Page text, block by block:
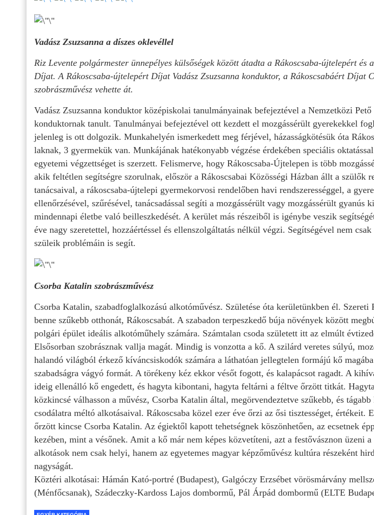
Vadász Zsuzsanna a díszes oklevéllel
Riz Levente polgármester ünnepélyes külsőségek között átadta a Rákoscsaba-újtelepért és
Díjat. A Rákoscsaba-újtelepért Díjat Vadász Zsuzsanna konduktor, a Rákoscsabáért Díjat
szobrászművész vehette át.
Vadász Zsuzsanna konduktor középiskolai tanulmányainak befejeztével a Nemzetközi Pető
konduktornak tanult. Tanulmányai befejeztével ott kezdett el mozgássérült gyerekekkel
jelenleg is ott dolgozik. Munkahelyén ismerkedett meg férjével, házasságkötésük óta
laknak, 3 gyermekük van. Munkájának hatékonyabb végzése érdekében speciális
egyetemi végzettséget is szerzett. Felismerve, hogy Rákoscsaba-Újtelepen is több
akik feltétlen segítségre szorulnak, először a Rákoscsabai Közösségi Házban állt a szülők
tanácsaival, a rákoscsaba-újtelepi gyermekorvosi rendelőben havi rendszerességgel, a
ellenőrzésével, szűrésével, tanácsadással segíti a mozgássérült vagy mozgássérült gyanús
mindennapi életbe való beilleszkedését. A kerület más részeiből is igénybe veszik
éve nagy szeretettel, hozzáértéssel és ellenszolgáltatás nélkül végzi. Segítségével nem
szüleik problémáin is segít.
Csorba Katalin szobrászművész
Csorba Katalin, szabadfoglalkozású alkotóművész. Születése óta kerületünkben él. Szereti
benne szűkebb otthonát, Rákoscsabát. A szabadon terpeszkedő búja növények között
polgári épület ideális alkotóműhely számára. Számtalan csoda született itt az elmúlt
Elsősorban szobrásznak vallja magát. Mindig is vonzotta a kő. A szilárd veretes súlyú,
halandó világból érkező kíváncsiskodók számára a láthatóan jellegtelen formájú kő
szabadságra vágyó formát. A törékeny kéz ekkor vésőt fogott, és kalapácsot ragadt. A
ideig ellenálló kő engedett, és hagyta kibontani, hagyta feltárni a féltve őrzött titkát.
közkincsé válhasson a művész, Csorba Katalin által, megörvendeztetve szűkebb, és tágabb
csodálatra méltó alkotásaival. Rákoscsaba közel ezer éve őrzi az ősi tisztességet, értékeit.
őrzött kincse Csorba Katalin. Az égiektől kapott tehetségnek köszönhetően, az ecsetnek
kezében, mint a vésőnek. Amit a kő már nem képes közvetíteni, azt a festővásznon üzeni
alkotások nem csak helyi, hanem az egyetemes magyar képzőművész kultúra részeként
nagyságát.
Köztéri alkotásai: Hámán Kató-portré (Budapest), Galgóczy Erzsébet vörösmárvány
(Ménfőcsanak), Szádeczky-Kardoss Lajos dombormű, Pál Árpád dombormű (ELTE